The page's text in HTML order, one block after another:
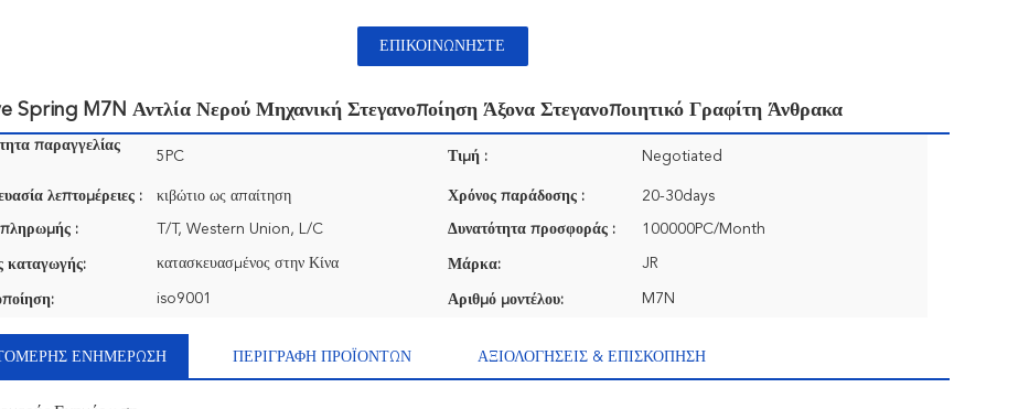
ΕΠΙΚΟΙΝΩΝΉΣΤΕ
Spring M7N Αντλία Νερού Μηχανική Στεγανοποίηση Άξονα Στεγανοποιητικό Γραφίτη Άνθρακα
παραγγελίας
5PC Τιμή : Negotiated
λεπτομέρειες : κιβώτιο ως απαίτηση Χρόνος παράδοσης : 20-30days
: T/T, Western Union, L/C Δυνατότητα προσφοράς : 100000PC/Month
καταγωγής: κατασκευασμένος στην Κίνα Μάρκα: JR
iso9001 Αριθμό μοντέλου: M7N
ΕΝΗΜΈΡΩΣΗ ΠΕΡΙΓΡΑΦΉ ΠΡΟΪΌΝΤΩΝ ΑΞΙΟΛΟΓΉΣΕΙΣ & ΕΠΙΣΚΌΠΗΣΗ